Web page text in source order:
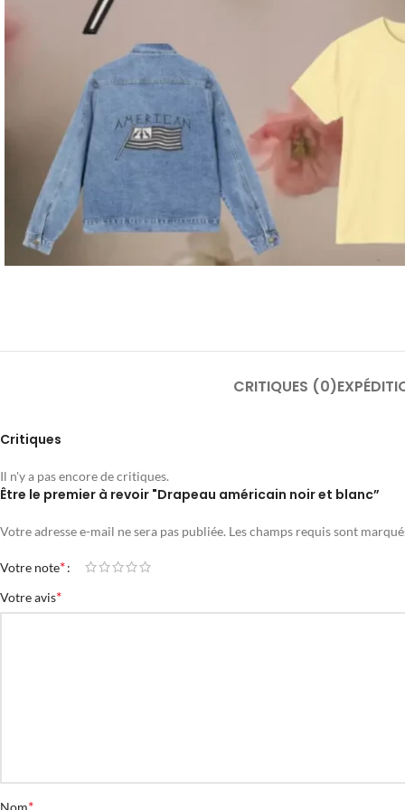
CRITIQUES (0)
Critiques
Il n'y a pas encore de critiques.
Être le premier à revoir "Drapeau américain noir et blanc”
Votre adresse e-mail ne sera pas publiée. Les champs requis sont
Votre note*
Votre avis*
Nom*